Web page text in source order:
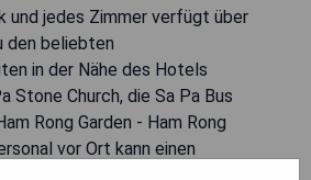
und jedes Zimmer verfügt über
den beliebten
in der Nähe des Hotels
Stone Church, die Sa Pa Bus
Rong Garden - Ham Rong
vor Ort kann einen